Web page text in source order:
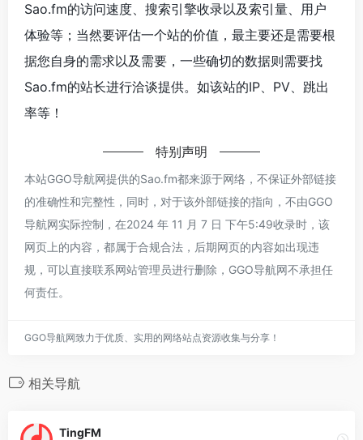
Sao.fm的访问速度、搜索引擎收录以及索引量、用户
体验等；当然要评估一个站的价值，最主要还是需要根
据您自身的需求以及需要，一些确切的数据则需要找
Sao.fm的站长进行洽谈提供。如该站的IP、PV、跳出
率等！
特别声明
本站GGO导航网提供的Sao.fm都来源于网络，不保证外部链接
的准确性和完整性，同时，对于该外部链接的指向，不由GGO
导航网实际控制，在2024 年 11 月 7 日 下午5:49收录时，该
网页上的内容，都属于合规合法，后期网页的内容如出现违
规，可以直接联系网站管理员进行删除，GGO导航网不承担任
何责任。
GGO导航网致力于优质、实用的网络站点资源收集与分享！
相关导航
TingFM